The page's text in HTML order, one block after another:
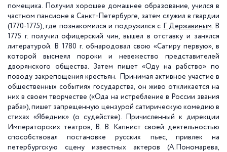
помещика. Получил хорошее домашнее образование, учился в
частном пансионе в Санкт-Петербурге, затем служил в гвардии
(1770-1775), где познакомился и подружился с Г. Державиным. В
1775 г. получил офицерский чин, вышел в отставку и занялся
литературой. В 1780 г. обнародовал свою «Сатиру первую», в
которой высмеял пороки и невежество представителей
дворянского общества. Затем пишет «Оду на рабство» по
поводу закрепощения крестьян. Принимая активное участие в
общественных событиях государства, он живо откликается на
них в своем творчестве («Ода на истребление в России звания
раба»), пишет запрещенную цензурой сатирическую комедию в
стихах «Ябедник» (о судействе). Причисленный к дирекции
Императорских театров, В. В. Капнист своей деятельностью
способствовал постановке русских пьес, привлек на
петербургскую сцену известных актеров (А.Пономарева,